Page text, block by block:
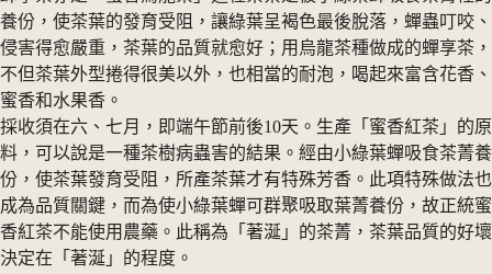
養份，使茶葉的發育受阻，讓綠葉呈褐色最後脫落，蟬蟲叮咬、
侵害得愈嚴重，茶葉的品質就愈好；用烏龍茶種做成的蟬享茶，
不但茶葉外型捲得很美以外，也相當的耐泡，喝起來富含花香、
蜜香和水果香。
採收須在六、七月，即端午節前後10天。生產「蜜香紅茶」的原
料，可以說是一種茶樹病蟲害的結果。經由小綠葉蟬吸食茶菁養
份，使茶葉發育受阻，所產茶葉才有特殊芳香。此項特殊做法也
成為品質關鍵，而為使小綠葉蟬可群聚吸取葉菁養份，故正統蜜
香紅茶不能使用農藥。此稱為「著涎」的茶菁，茶葉品質的好壞
決定在「著涎」的程度。